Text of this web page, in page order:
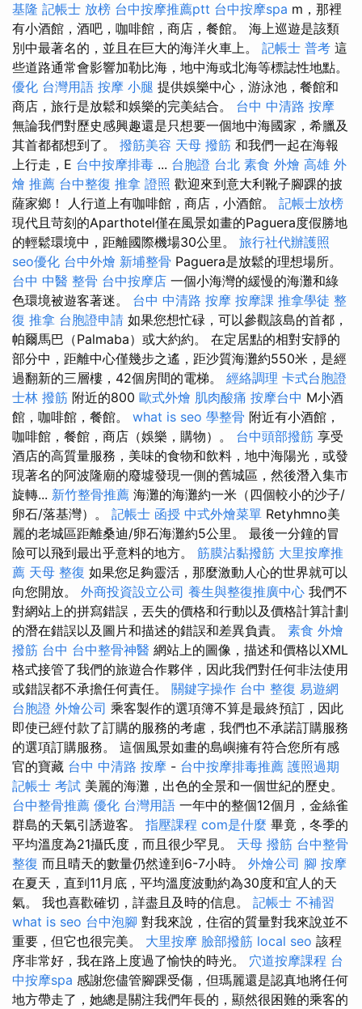
基隆 記帳士 放榜 台中按摩推薦ptt 台中按摩spa m，那裡
有小酒館，酒吧，咖啡館，商店，餐館。 海上巡遊是該類
別中最著名的，並且在巨大的海洋火車上。 記帳士 普考 這
些道路通常會影響加勒比海，地中海或北海等標誌性地點。
優化 台灣用語 按摩 小腿 提供娛樂中心，游泳池，餐館和
商店，旅行是放鬆和娛樂的完美結合。 台中 中清路 按摩
無論我們對歷史感興趣還是只想要一個地中海國家，希臘及
其首都都想到了。 撥筋美容 天母 撥筋 和我們一起在海報
上行走，E 台中按摩排毒 ... 台胞證 台北 素食 外燴 高雄 外
燴 推薦 台中整復 推拿 證照 歡迎來到意大利靴子腳踝的披
薩家鄉！ 人行道上有咖啡館，商店，小酒館。 記帳士放榜
現代且苛刻的Aparthotel僅在風景如畫的Paguera度假勝地
的輕鬆環境中，距離國際機場30公里。 旅行社代辦護照
seo優化 台中外燴 新埔整骨 Paguera是放鬆的理想場所。
台中 中醫 整骨 台中按摩店 一個小海灣的緩慢的海灘和綠
色環境被遊客著迷。 台中 中清路 按摩 按摩課 推拿學徒 整
復 推拿 台胞證申請 如果您想忙碌，可以參觀該島的首都，
帕爾馬巴（Palmaba）或大約約。 在定居點​​的相對安靜的
部分中，距離中心僅幾步之遙，距沙質海灘約550米，是經
過翻新的三層樓，42個房間的電梯。 經絡調理 卡式台胞證
士林 撥筋 附近的800 歐式外燴 肌肉酸痛 按摩台中 M小酒
館，咖啡館，餐館。 what is seo 學整骨 附近有小酒館，
咖啡館，餐館，商店（娛樂，購物）。 台中頭部撥筋 享受
酒店的高質量服務，美味的食物和飲料，地中海陽光，或發
現著名的阿波隆廟的廢墟發現一側的舊城區，然後潛入集市
旋轉... 新竹整骨推薦 海灘的海灘約一米（四個較小的沙子/
卵石/落基灣）。 記帳士 函授 中式外燴菜單 Retyhmno美
麗的老城區距離桑迪/卵石海灘約5公里。 最後一分鐘的冒
險可以飛到最出乎意料的地方。 筋膜沾黏撥筋 大里按摩推
薦 天母 整復 如果您足夠靈活，那麼激動人心的世界就可以
向您開放。 外商投資設立公司 養生與整復推廣中心 我們不
對網站上的拼寫錯誤，丟失的價格和行動以及價格計算計劃
的潛在錯誤以及圖片和描述的錯誤和差異負責。 素食 外燴
撥筋 台中 台中整骨神醫 網站上的圖像，描述和價格以XML
格式接管了我們的旅遊合作夥伴，因此我們對任何非法使用
或錯誤都不承擔任何責任。 關鍵字操作 台中 整復 易遊網
台胞證 外燴公司 乘客製作的選項簿不算是最終預訂，因此
即使已經付款了訂購的服務的考慮，我們也不承諾訂購服務
的選項訂購服務。 這個風景如畫的島嶼擁有符合您所有感
官的寶藏 台中 中清路 按摩 - 台中按摩排毒推薦 護照過期
記帳士 考試 美麗的海灘，出色的全景和一個世紀的歷史。
台中整骨推薦 優化 台灣用語 一年中的整個12個月，金絲雀
群島的天氣引誘遊客。 指壓課程 com是什麼 畢竟，冬季的
平均溫度為21攝氏度，而且很少罕見。 天母 撥筋 台中整骨
整復 而且晴天的數量仍然達到6-7小時。 外燴公司 腳 按摩
在夏天，直到11月底，平均溫度波動約為30度和宜人的天
氣。 我也喜歡確切，詳盡且及時的信息。 記帳士 不補習
what is seo 台中泡腳 對我來說，住宿的質量對我來說並不
重要，但它也很完美。 大里按摩 臉部撥筋 local seo 該程
序非常好，我在路上度過了愉快的時光。 穴道按摩課程 台
中按摩spa 感謝您儘管腳踝受傷，但瑪麗還是認真地將任何
地方帶走了，她總是關注我們年長的，顯然很困難的乘客的